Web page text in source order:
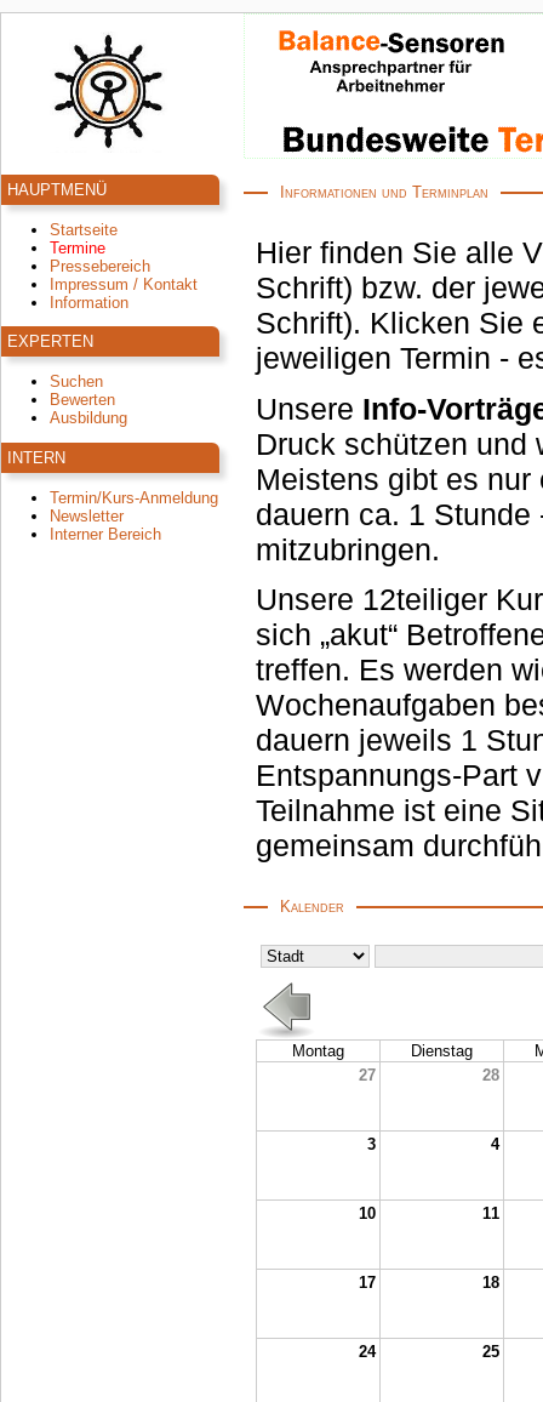
HAUPTMENÜ
Startseite
Termine
Pressebereich
Impressum / Kontakt
Information
EXPERTEN
Suchen
Bewerten
Ausbildung
INTERN
Termin/Kurs-Anmeldung
Newsletter
Interner Bereich
Informationen und Terminplan
Hier finden Sie alle
Schrift) bzw. der jeweiligen Zentren, der Balance-Helpcenter (in roter
Schrift). Klicken Sie einfach auf das
jeweiligen Termin -
Unsere Info-
Druck schützen und welche Körper-Signale
Meistens gibt es nur
dauern ca. 1 Stunde - und Sie sind eingeladen, Ihren Partner
mitzubringen.
Unsere 12teiliger
sich „akut“ Betroffene und „demnächst“ Betroffene einmal pro
treffen. Es werden wichtige
Wochenaufgaben
dauern jeweils 1 Stunde, haben dann auch noch danach einen
Entspannungs-Part von
Teilnahme ist eine
gemeinsam
Kalender
Montag Dienstag
27
28
3 4
10 11
17 18
24 25